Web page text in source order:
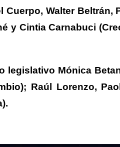
Cuerpo, Walter Beltrán,
y Cintia Carnabuci
legislativo Mónica
Raúl Lorenzo,